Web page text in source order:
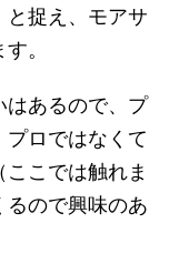
と捉え、モアサ
。
はあるので、プ
プロではなくて
こでは触れま
ので興味のあ